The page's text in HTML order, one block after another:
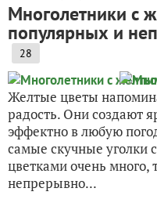
Многолетники с
популярных и
28
Желтые цветы
радость. Они создают
эффектно в любую
самые скучные уголки
цветками очень много,
непрерывно...